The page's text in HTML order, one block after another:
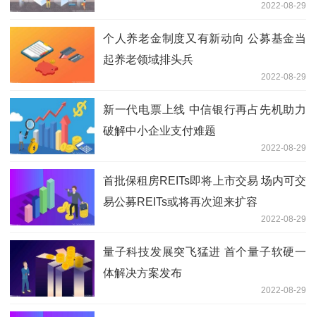
2022-08-29
个人养老金制度又有新动向 公募基金当
起养老领域排头兵
2022-08-29
新一代电票上线 中信银行再占先机助力
破解中小企业支付难题
2022-08-29
首批保租房REITs即将上市交易 场内可交
易公募REITs或将再次迎来扩容
2022-08-29
量子科技发展突飞猛进 首个量子软硬一
体解决方案发布
2022-08-29